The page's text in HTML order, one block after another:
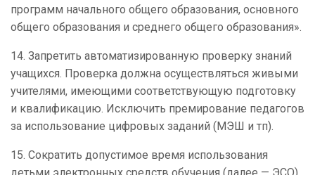
программ начального общего образования, основного
общего образования и среднего общего образования».
14. Запретить автоматизированную проверку знаний
учащихся. Проверка должна осуществляться живыми
учителями, имеющими соответствующую подготовку
и квалификацию. Исключить премирование педагогов
за использование цифровых заданий (МЭШ и тп).
15. Сократить допустимое время использования